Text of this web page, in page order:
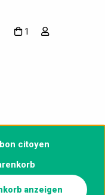
1
citoyen
anzeigen